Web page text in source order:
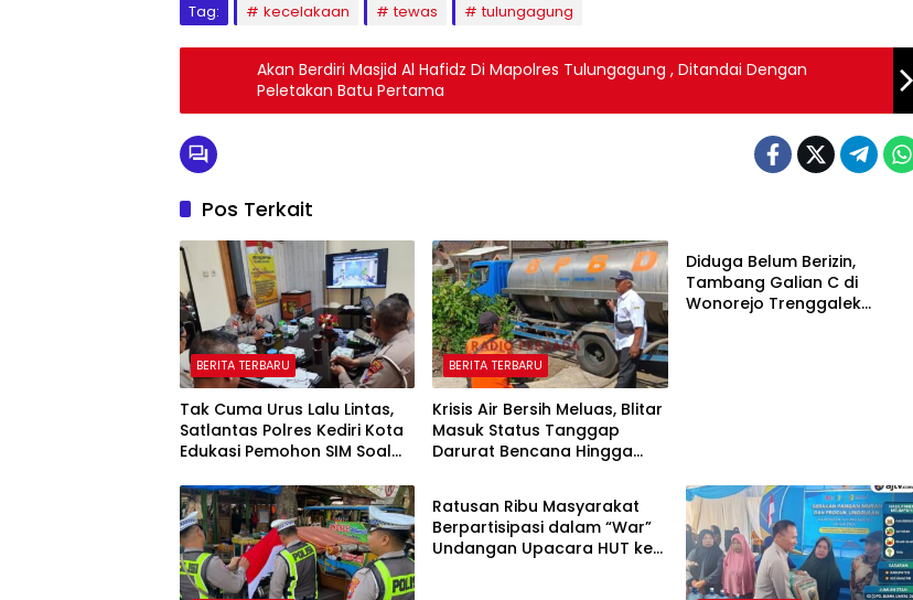
Tag: kecelakaan tewas tulungagung
Akan Berdiri Masjid Al Hafidz Di Mapolres Tulungagung , Ditandai Dengan
Peletakan Batu Pertama
Pos Terkait
BERITA TERBARU
Tak Cuma Urus Lalu Lintas,
Satlantas Polres Kediri Kota
Edukasi Pemohon SIM Soal
BERITA TERBARU
Krisis Air Bersih Meluas, Blitar
Masuk Status Tanggap
Darurat Bencana Hingga
Diduga Belum Berizin,
Tambang Galian C di
Wonorejo Trenggalek
BERITA NASIONAL
Ratusan Ribu Masyarakat
Berpartisipasi dalam “War”
Undangan Upacara HUT ke-